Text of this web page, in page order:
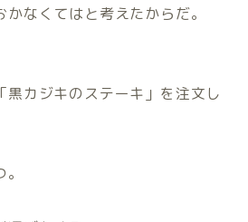
なくてはと考えたからだ。
黒カジキのステーキ」を注文し